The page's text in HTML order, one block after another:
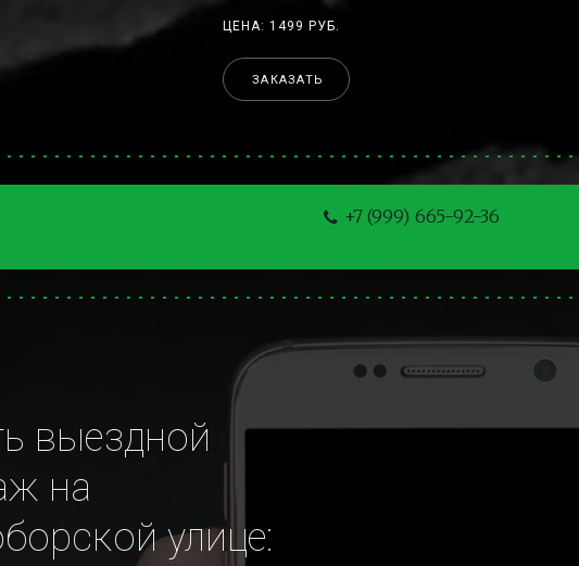
ЦЕНА: 1499 РУБ.
ЗАКАЗАТЬ
+7 (999) 665-92-36
выездной
на
улице: